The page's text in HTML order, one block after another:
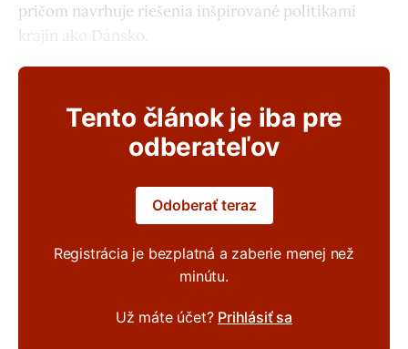
pričom navrhuje riešenia inšpirované politikami
krajín ako Dánsko.
Tento článok je iba pre
odberateľov
Odoberať teraz
Registrácia je bezplatná a zaberie menej než
minútu.
Už máte účet? Prihlásiť sa